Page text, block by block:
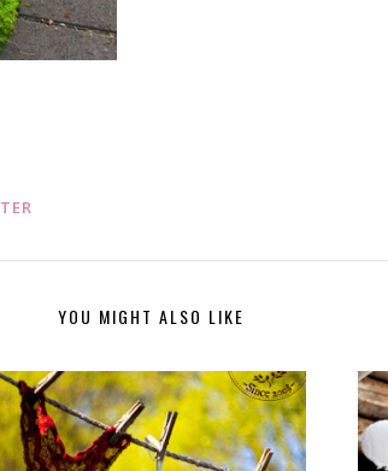
YOU MIGHT ALSO LIKE